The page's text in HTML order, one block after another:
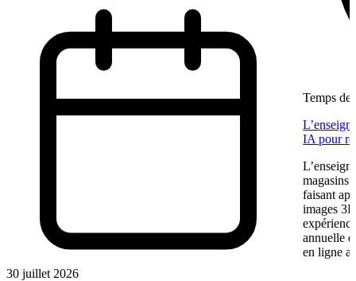
30 juillet 2026
Temps de
IA pour
magasins
faisant
images
annuelle
en ligne